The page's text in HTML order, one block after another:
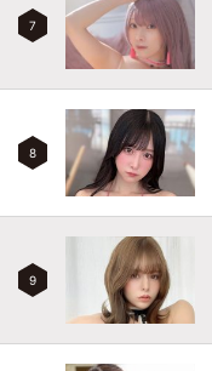
7
8
9